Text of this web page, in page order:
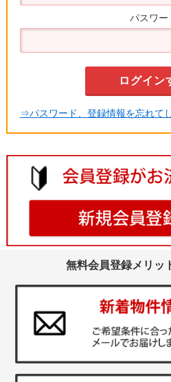
パスワー
⇒パスワード、登録情報を忘れて
無料会員登録メリッ